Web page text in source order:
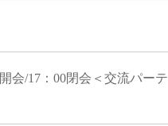
会/17：00閉会＜交流パーテ